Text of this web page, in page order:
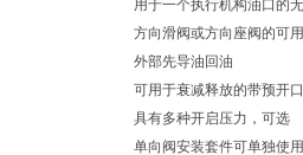
用于一个执行机构油口的
方向滑阀或方向座阀的可
外部先导油回油
可用于衰减释放的带预开
具有多种开启压力，可选
单向阀安装套件可单独使用